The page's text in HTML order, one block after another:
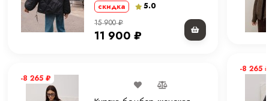
скидка
5.0
15 900₽
11 900 ₽
-8 265 ₽
-8 265 ₽